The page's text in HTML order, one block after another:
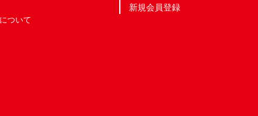
ついて
新規会員登録